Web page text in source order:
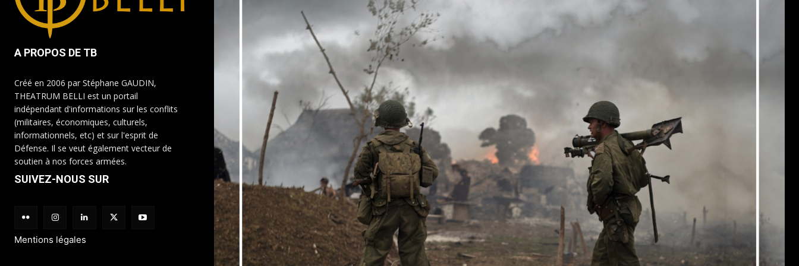
A PROPOS DE TB
Créé en 2006 par Stéphane GAUDIN,
THEATRUM BELLI est un portail
indépendant d'informations sur les conflits
(militaires, économiques, culturels,
informationnels, etc) et sur l'esprit de
Défense. Il se veut également vecteur de
soutien à nos forces armées.
SUIVEZ-NOUS SUR
Mentions légales